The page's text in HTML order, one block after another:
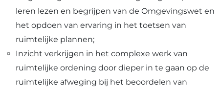
leren lezen en begrijpen van de Omgevingswet en
het opdoen van ervaring in het toetsen van
ruimtelijke plannen;
Inzicht verkrijgen in het complexe werk van
ruimtelijke ordening door dieper in te gaan op de
ruimtelijke afweging bij het beoordelen van